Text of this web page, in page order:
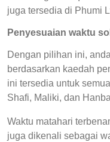
juga tersedia di Phumi
Penyesuaian waktu
Dengan pilihan ini,
berdasarkan kaedah
ini tersedia untuk
Shafi, Maliki, dan
Waktu matahari
juga dikenali sebagai